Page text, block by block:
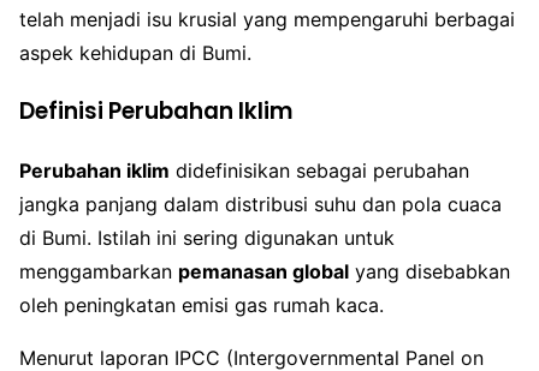
telah menjadi isu krusial yang mempengaruhi berbagai
aspek kehidupan di Bumi.
Definisi Perubahan Iklim
Perubahan iklim didefinisikan sebagai perubahan
jangka panjang dalam distribusi suhu dan pola cuaca
di Bumi. Istilah ini sering digunakan untuk
menggambarkan pemanasan global yang disebabkan
oleh peningkatan emisi gas rumah kaca.
Menurut laporan IPCC (Intergovernmental Panel on